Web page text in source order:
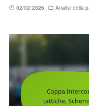
02/02/2026 Analisi della